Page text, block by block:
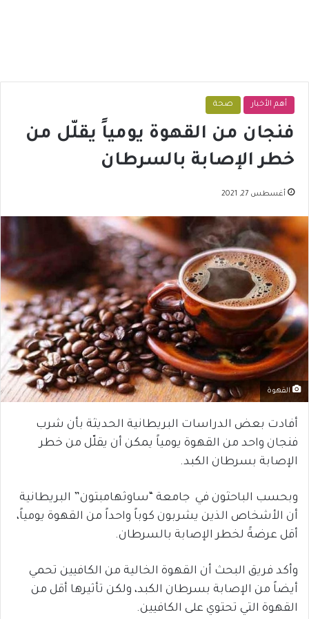
أهم الأخبار صحة
فنجان من القهوة يومياً يقلّل من
خطر الإصابة بالسرطان
أغسطس 27, 2021
القهوة
أفادت بعض الدراسات البريطانية الحديثة بأن شرب
فنجان واحد من القهوة يومياً يمكن أن يقلّل من خطر
الإصابة بسرطان الكبد.
وبحسب الباحثون في جامعة “ساوثهامبتون” البريطانية
أن الأشخاص الذين يشربون كوباً واحداً من القهوة يومياً،
أقل عرضةً لخطر الإصابة بالسرطان.
وأكد فريق البحث أن القهوة الخالية من الكافيين تحمي
أيضاً من الإصابة بسرطان الكبد، ولكن تأثيرها أقل من
القهوة التي تحتوي على الكافيين.